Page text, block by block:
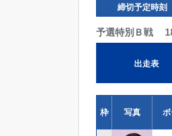
締切予定時刻
予選特別Ｂ戦
出走表
枠 写真